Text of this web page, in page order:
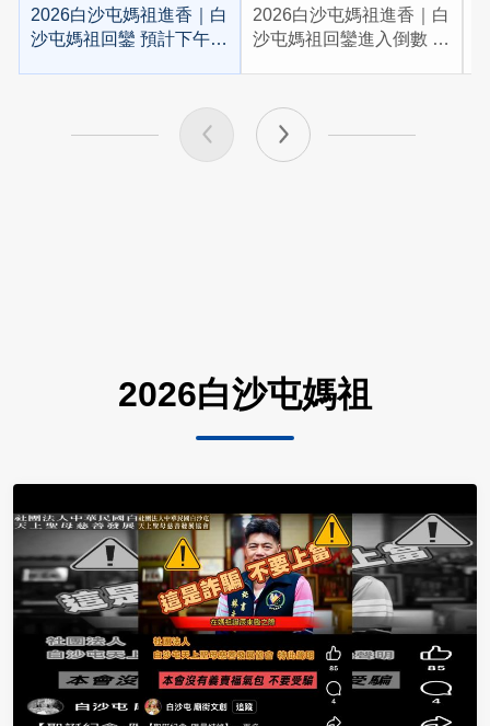
2026白沙屯媽祖進香｜白
沙屯媽祖回鑾 預計下午
2026白沙屯媽祖進香｜白
沙屯媽祖回鑾進入倒數 預
2026白沙屯媽祖